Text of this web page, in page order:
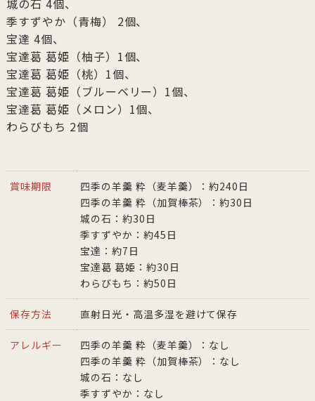
季すずやか（青梅） 2個、
宝達 4個、
宝達葛 葛姫（柚子）1個、
宝達葛 葛姫（桃）1個、
宝達葛 葛姫（ブルーベリー）1個、
宝達葛 葛姫（メロン）1個、
わらびもち 2個
賞味期限
四季の羊羹 粋（麦羊羹）：約240日
四季の羊羹 粋（加賀棒茶）：約30日
城の石：約30日
季すずやか：約45日
宝達：約7日
宝達葛 葛姫：約30日
わらびもち：約50日
保存方法 直射日光・高温多湿を避けて保存
アレルギー
四季の羊羹 粋（麦羊羹）：なし
四季の羊羹 粋（加賀棒茶）：なし
城の石：なし
季すずやか：なし